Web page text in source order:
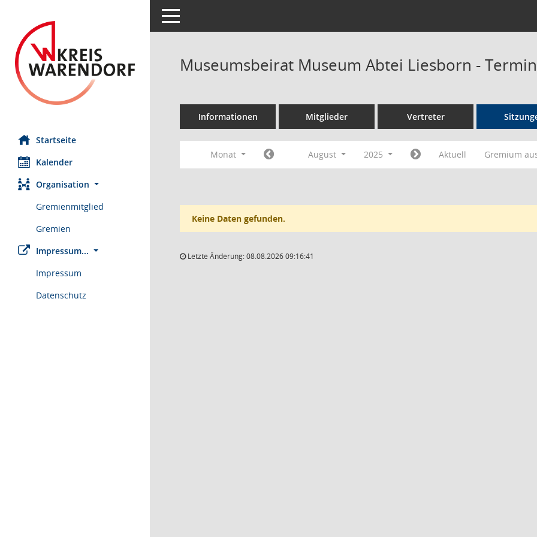
Startseite
Kalender
Organisation
Gremienmitglied
Gremien
Impressum...
Impressum
Datenschutz
Toggle navigation
Museumsbeirat Museum Abtei Liesborn -
Informationen Mitglieder Vertreter
Monat August 2025 Aktuell Gremium
Keine Daten gefunden.
Letzte Änderung: 08.08.2026 09:16:41